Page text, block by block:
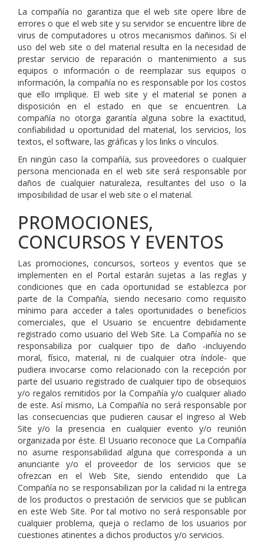
La compañía no garantiza que el web site opere libre de
errores o que el web site y su servidor se encuentre libre de
virus de computadores u otros mecanismos dañinos. Si el
uso del web site o del material resulta en la necesidad de
prestar servicio de reparación o mantenimiento a sus
equipos o información o de reemplazar sus equipos o
información, la compañía no es responsable por los costos
que ello implique. El web site y el material se ponen a
disposición en el estado en que se encuentren. La
compañía no otorga garantía alguna sobre la exactitud,
confiabilidad u oportunidad del material, los servicios, los
textos, el software, las gráficas y los links o vínculos.
En ningún caso la compañía, sus proveedores o cualquier
persona mencionada en el web site será responsable por
daños de cualquier naturaleza, resultantes del uso o la
imposibilidad de usar el web site o el material.
PROMOCIONES,
CONCURSOS Y EVENTOS
Las promociones, concursos, sorteos y eventos que se
implementen en el Portal estarán sujetas a las reglas y
condiciones que en cada oportunidad se establezca por
parte de la Compañía, siendo necesario como requisito
mínimo para acceder a tales oportunidades o beneficios
comerciales, que el Usuario se encuentre debidamente
registrado como usuario del Web Site. La Compañía no se
responsabiliza por cualquier tipo de daño -incluyendo
moral, físico, material, ni de cualquier otra índole- que
pudiera invocarse como relacionado con la recepción por
parte del usuario registrado de cualquier tipo de obsequios
y/o regalos remitidos por la Compañía y/o cualquier aliado
de este. Así mismo, La Compañía no será responsable por
las consecuencias que pudieren causar el ingreso al Web
Site y/o la presencia en cualquier evento y/o reunión
organizada por éste. El Usuario reconoce que La Compañía
no asume responsabilidad alguna que corresponda a un
anunciante y/o el proveedor de los servicios que se
ofrezcan en el Web Site, siendo entendido que La
Compañía no se responsabilizan por la calidad ni la entrega
de los productos o prestación de servicios que se publican
en este Web Site. Por tal motivo no será responsable por
cualquier problema, queja o reclamo de los usuarios por
cuestiones atinentes a dichos productos y/o servicios.